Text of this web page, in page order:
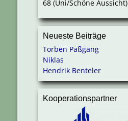
68 (Uni/Schöne Aussicht)
Neueste Beiträge
Torben Paßgang
Niklas
Hendrik Benteler
Kooperationspartner